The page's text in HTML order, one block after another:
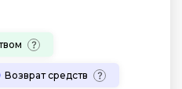
Возврат средств